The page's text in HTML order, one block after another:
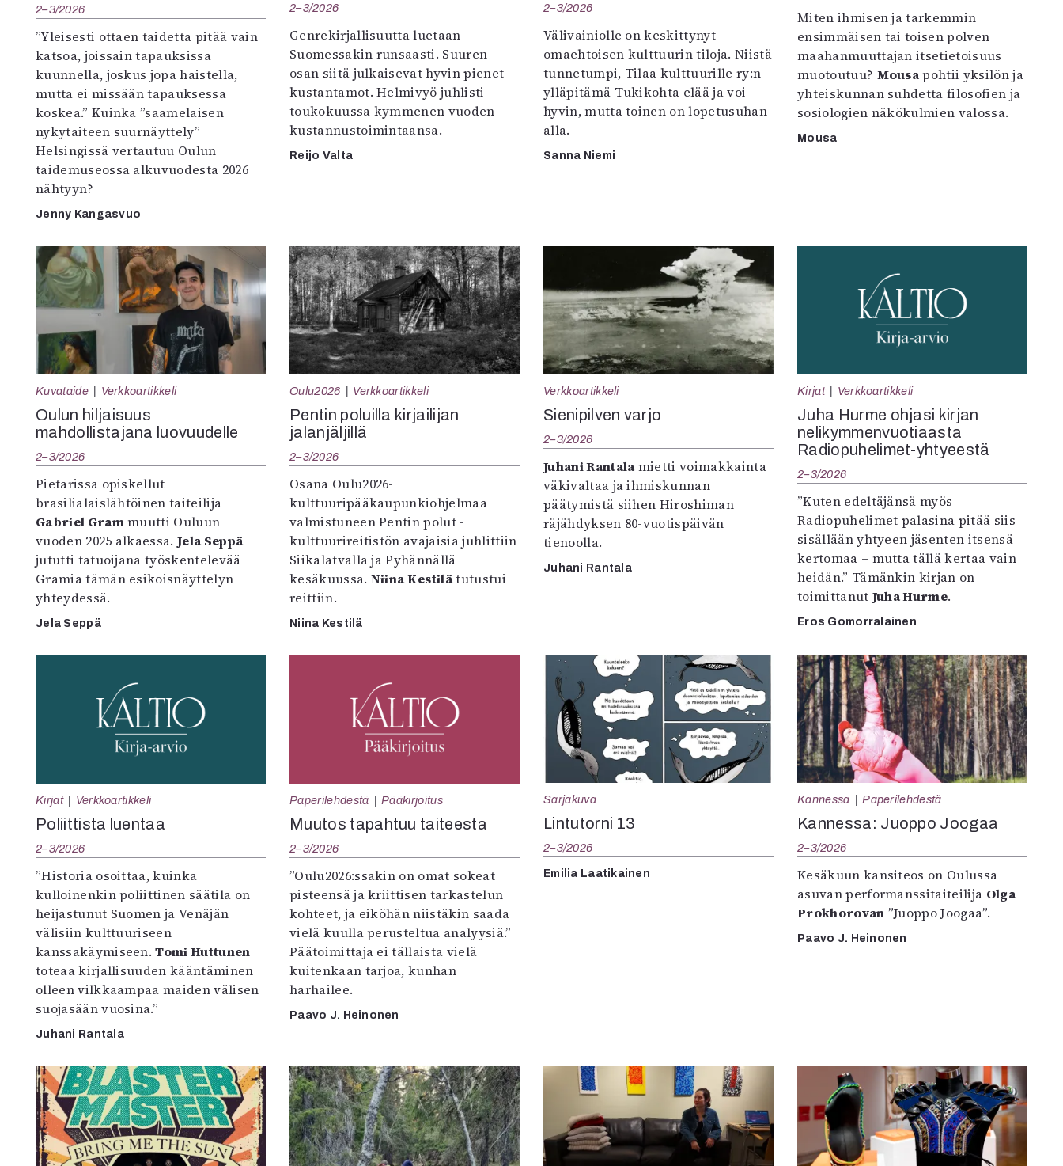
2–3/2026
”Yleisesti ottaen taidetta pitää vain
katsoa, joissain tapauksissa
kuunnella, joskus jopa haistella,
mutta ei missään tapauksessa
koskea.” Kuinka ”saamelaisen
nykytaiteen suurnäyttely”
Helsingissä vertautuu Oulun
taidemuseossa alkuvuodesta 2026
nähtyyn?
Jenny Kangasvuo
2–3/2026
Genrekirjallisuutta luetaan
Suomessakin runsaasti. Suuren
osan siitä julkaisevat hyvin pienet
kustantamot. Helmivyö juhlisti
toukokuussa kymmenen vuoden
kustannustoimintaansa.
Reijo Valta
2–3/2026
Välivainiolle on keskittynyt
omaehtoisen kulttuurin tiloja. Niistä
tunnetumpi, Tilaa kulttuurille ry:n
ylläpitämä Tukikohta elää ja voi
hyvin, mutta toinen on lopetusuhan
alla.
Sanna Niemi
Miten ihmisen ja tarkemmin
ensimmäisen tai toisen polven
maahanmuuttajan itsetietoisuus
muotoutuu? Mousapohtii yksilön ja
yhteiskunnan suhdetta filosofien ja
sosiologien näkökulmien valossa.
Mousa
Kuvataide Verkkoartikkeli
Oulun hiljaisuus
mahdollistajana luovuudelle
2–3/2026
Pietarissa opiskellut
brasilialaislähtöinen taiteilija
Gabriel Grammuutti Ouluun
vuoden 2025 alkaessa.Jela Seppä
jututti tatuoijana työskentelevää
Gramia tämän esikoisnäyttelyn
yhteydessä.
Jela Seppä
Oulu2026 Verkkoartikkeli
Pentin poluilla kirjailijan
jalanjäljillä
2–3/2026
Osana Oulu2026-
kulttuuripääkaupunkiohjelmaa
valmistuneen Pentin polut -
kulttuurireitistön avajaisia juhlittiin
Siikalatvalla ja Pyhännällä
kesäkuussa. Niina Kestilätutustui
reittiin.
Niina Kestilä
Verkkoartikkeli
Sienipilven varjo
2–3/2026
Juhani Rantala mietti voimakkainta
väkivaltaa ja ihmiskunnan
päätymistä siihen Hiroshiman
räjähdyksen 80-vuotispäivän
tienoolla.
Juhani Rantala
Kirjat Verkkoartikkeli
Juha Hurme ohjasi kirjan
nelikymmenvuotiaasta
Radiopuhelimet-yhtyeestä
2–3/2026
”Kuten edeltäjänsä myös
Radiopuhelimet palasina pitää siis
sisällään yhtyeen jäsenten itsensä
kertomaa – mutta tällä kertaa vain
heidän.” Tämänkin kirjan on
toimittanut Juha Hurme.
Eros Gomorralainen
Kirjat Verkkoartikkeli
Poliittista luentaa
2–3/2026
”Historia osoittaa, kuinka
kulloinenkin poliittinen säätila on
heijastunut Suomen ja Venäjän
välisiin kulttuuriseen
kanssakäymiseen.Tomi Huttunen
toteaa kirjallisuuden kääntäminen
olleen vilkkaampaa maiden välisen
suojasään vuosina.”
Juhani Rantala
Paperilehdestä Pääkirjoitus
Muutos tapahtuu taiteesta
2–3/2026
”Oulu2026:ssakin on omat sokeat
pisteensä ja kriittisen tarkastelun
kohteet, ja eiköhän niistäkin saada
vielä kuulla perusteltua analyysiä.”
Päätoimittaja ei tällaista vielä
kuitenkaan tarjoa, kunhan
harhailee.
Paavo J. Heinonen
Sarjakuva
Lintutorni 13
2–3/2026
Emilia Laatikainen
Kannessa Paperilehdestä
Kannessa: Juoppo Joogaa
2–3/2026
Kesäkuun kansiteos on Oulussa
asuvan performanssitaiteilija Olga
Prokhorovan ”Juoppo Joogaa”.
Paavo J. Heinonen